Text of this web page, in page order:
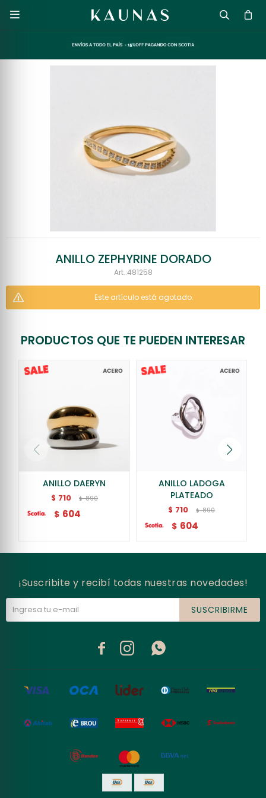

ANILLO ZEPHYRINE DORADO
481258
Este artículo está agotado.
PRODUCTOS QUE TE PUEDEN INTERESAR
ANILLO DAERYN
$ 710 $ 890
$ 604
ANILLO LADOGA
PLATEADO
$ 710 $ 890
$ 604
¡Suscribite y recibí todas nuestras novedades!
SUSCRIBIRME
  